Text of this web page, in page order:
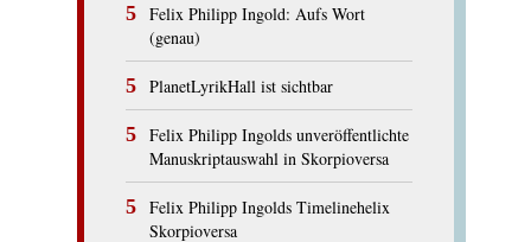
Felix Philipp Ingold: Aufs Wort
(genau)
PlanetLyrikHall ist sichtbar
Felix Philipp Ingolds unveröffentlichte
Manuskriptauswahl in Skorpioversa
Felix Philipp Ingolds Timelinehelix
Skorpioversa